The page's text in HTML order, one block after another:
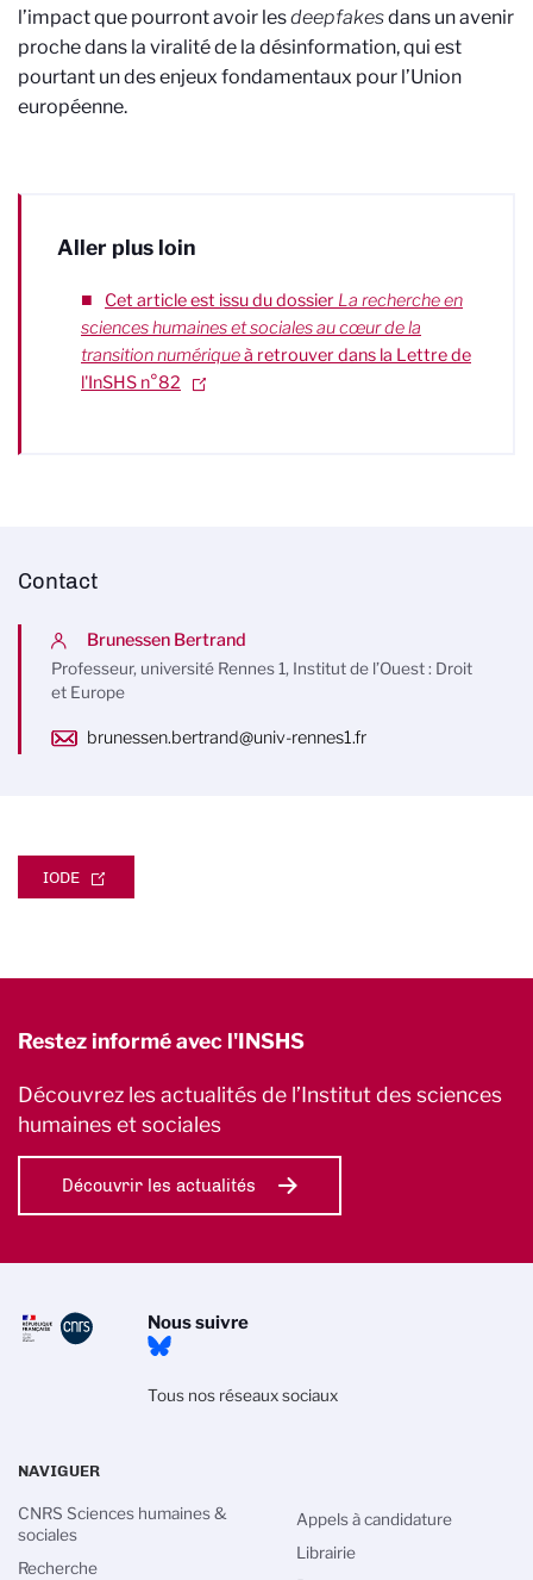
l’impact que pourront avoir lesdeepfakesdans un avenir
proche dans la viralité de la désinformation, qui est
pourtant un des enjeux fondamentaux pour l’Union
européenne.
Aller plus loin
Cet article est issu du dossier La recherche en
sciences humaines et sociales au cœur de la
transition numériqueà retrouver dans la Lettre de
l'InSHS n°82
Contact
Brunessen Bertrand
Professeur, université Rennes 1, Institut de l’Ouest : Droit
et Europe
brunessen.bertrand@univ-rennes1.fr
IODE
Restez informé avec l'INSHS
Découvrez les actualités de l’Institut des sciences
humaines et sociales
Découvrir les actualités
Nous suivre
Tous nos réseaux sociaux
NAVIGUER
CNRS Sciences humaines &
sociales
Recherche
Appels à candidature
Librairie